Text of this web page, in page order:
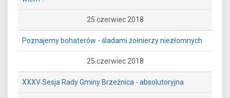
25 czerwiec 2018
Poznajemy bohaterów - śladami żołnierzy niezłomnych
25 czerwiec 2018
XXXV Sesja Rady Gminy Brzeźnica - absolutoryjna